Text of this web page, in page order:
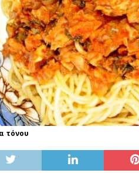
τόνου